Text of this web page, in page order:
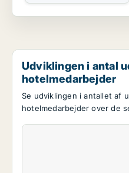
Udviklingen i antal
hotelmedarbejder
Se udviklingen i antallet af
hotelmedarbejder over de